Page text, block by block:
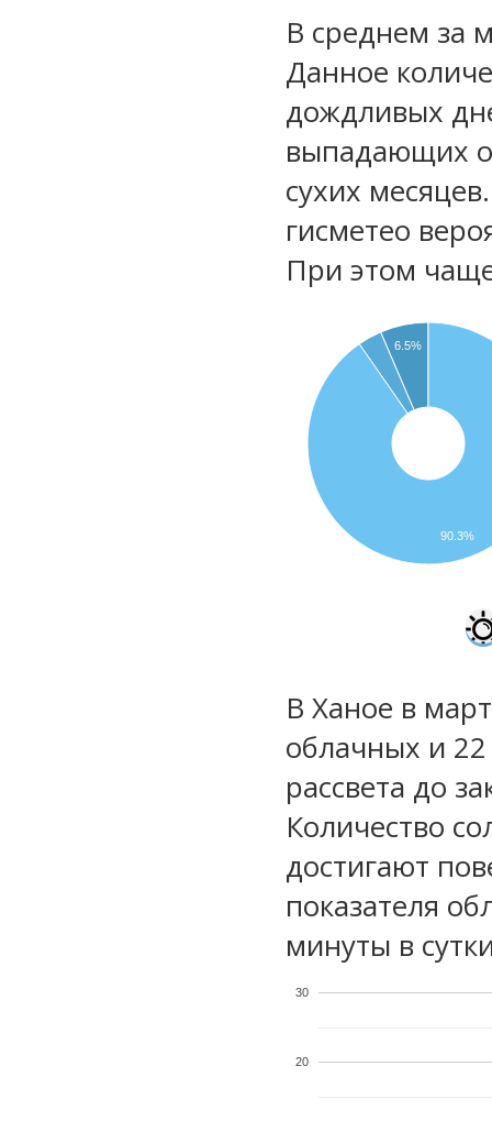
В среднем за
Данное
дождливых
выпадающих
сухих
гисметео
При этом
6.5%
90.3%
В Ханое в
облачных и
рассвета до
Количество
достигают
показателя
минуты в
20
30